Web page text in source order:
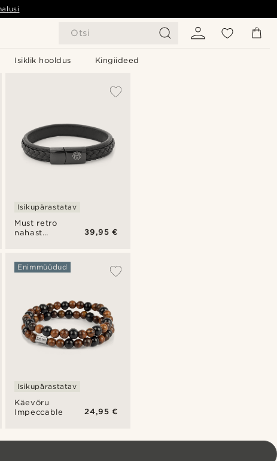
Otsi
Isiklik hooldus Kingiideed
Must retro
nahast
Isikupärastatav
39,95 €
Käevõru
Impeccable
Enimmüüdud
Isikupärastatav
24,95 €